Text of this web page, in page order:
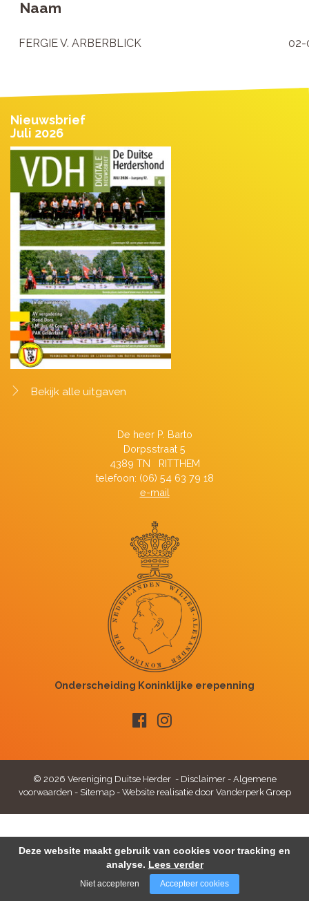
Naam
FERGIE V. ARBERBLICK 02-
Nieuwsbrief
Juli 2026
Bekijk alle uitgaven
De heer P. Barto
Dorpsstraat 5
4389 TN RITTHEM
telefoon: (06) 54 63 79 18
e-mail
© 2026 Vereniging Duitse Herder - Disclaimer- Algemene
voorwaarden - Sitemap- Website realisatie door Vanderperk Groep
Deze website maakt gebruik van cookies voor tracking en
analyse. Lees verder
Niet accepteren Accepteer cookies